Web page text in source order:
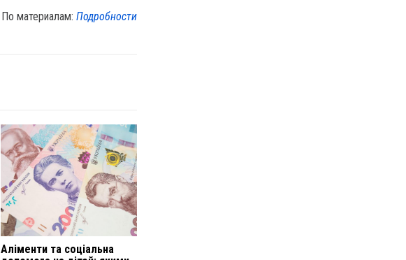
По материалам:Подробности
Аліменти та соціальна